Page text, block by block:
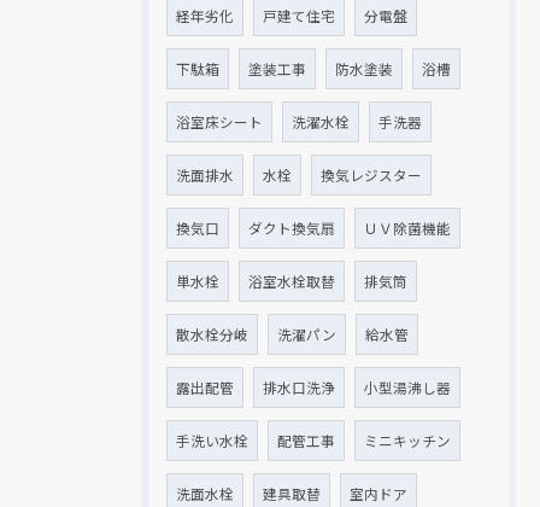
経年劣化 戸建て住宅 分電盤
下駄箱 塗装工事 防水塗装 浴槽
浴室床シート 洗濯水栓 手洗器
洗面排水 水栓 換気レジスター
換気口 ダクト換気扇 ＵＶ除菌機能
単水栓 浴室水栓取替 排気筒
散水栓分岐 洗濯パン 給水管
露出配管 排水口洗浄 小型湯沸し器
手洗い水栓 配管工事 ミニキッチン
洗面水栓 建具取替 室内ドア